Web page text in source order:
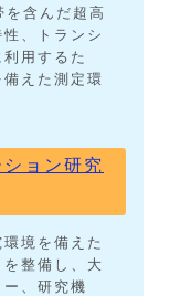
を含んだ超高
、トランシ
用するた
えた測定環
ョン研究
境を備えた
整備し、大
、研究機